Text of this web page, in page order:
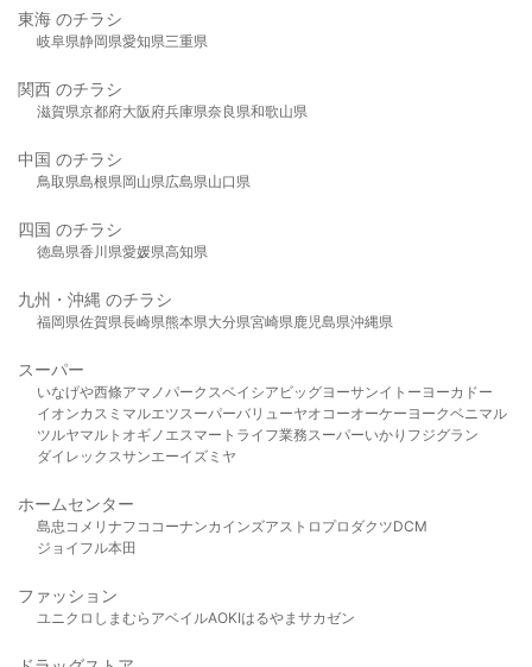
東海 のチラシ
岐阜県静岡県愛知県三重県
関西 のチラシ
滋賀県京都府大阪府兵庫県奈良県和歌山県
中国 のチラシ
鳥取県島根県岡山県広島県山口県
四国 のチラシ
徳島県香川県愛媛県高知県
九州・沖縄 のチラシ
福岡県佐賀県長崎県熊本県大分県宮崎県鹿児島県沖縄県
スーパー
いなげや西條アマノパークスベイシア ビッグヨーサンイトーヨーカドー
イオンカスミ マルエツスーパーバリューヤオコーオーケー ヨークベニマル
ツルヤマルト オギノ エスマート ライフ業務スーパーいかり フジグラン
ダイレックスサンエーイズミヤ
ホームセンター
島忠 コメリ ナフコ コーナンカインズアストロプロダクツDCM
ジョイフル本田
ファッション
ユニクロ しまむら アベイルAOKIはるやま サカゼン